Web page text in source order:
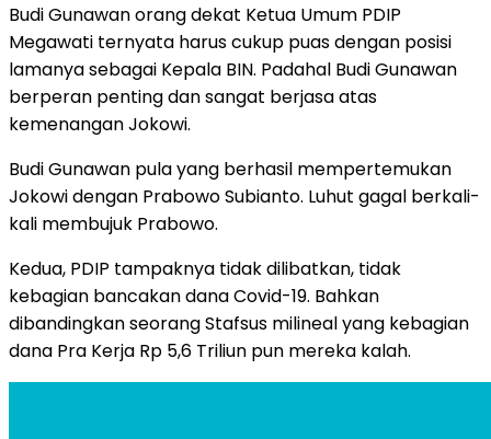
Budi Gunawan orang dekat Ketua Umum PDIP
Megawati ternyata harus cukup puas dengan posisi
lamanya sebagai Kepala BIN. Padahal Budi Gunawan
berperan penting dan sangat berjasa atas
kemenangan Jokowi.
Budi Gunawan pula yang berhasil mempertemukan
Jokowi dengan Prabowo Subianto. Luhut gagal berkali-
kali membujuk Prabowo.
Kedua, PDIP tampaknya tidak dilibatkan, tidak
kebagian bancakan dana Covid-19. Bahkan
dibandingkan seorang Stafsus milineal yang kebagian
dana Pra Kerja Rp 5,6 Triliun pun mereka kalah.